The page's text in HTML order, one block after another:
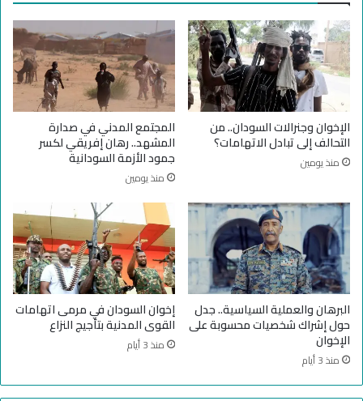
و
د
ا
ل
س
ل
ا
م
ت
ق
ب
ب
ي
ن
ل
ب
ر
ا
و
ح
م
د
و
ك
الإخوان وجنرالات السودان.. من
التحالف إلى تبادل الاتهامات؟
منذ يومين
المجتمع المدني في صدارة
المشهد.. رهان إفريقي لكسر
جمود الأزمة السودانية
منذ يومين
البرهان والعملية السياسية.. جدل
حول إشراك شخصيات محسوبة على
الإخوان
منذ 3 أيام
إخوان السودان في مرمى اتهامات
القوى المدنية بتأجيج النزاع
منذ 3 أيام